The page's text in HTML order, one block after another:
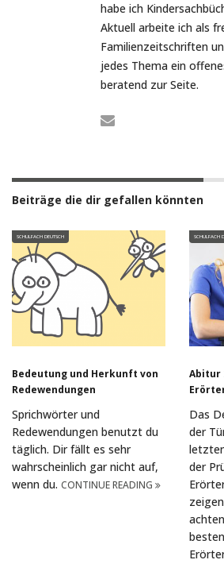
habe ich
Aktuell arbeite ich als
Familienzeitschriften
jedes Thema ein
beratend zur Seite.
Beiträge die dir gefallen könnten
SCHULFACH DEUTSCH
Bedeutung und Herkunft von
Redewendungen
Sprichwörter und
Redewendungen benutzt du
täglich. Dir fällt es sehr
wahrscheinlich gar nicht auf,
wenn du. CONTINUE READING
SCHULFACH
Abitur
Das
der
der